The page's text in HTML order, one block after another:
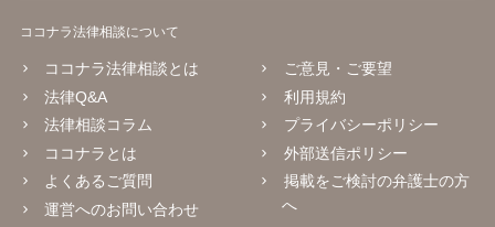
ココナラ法律相談について
ココナラ法律相談とは
法律Q&A
法律相談コラム
ココナラとは
よくあるご質問
運営へのお問い合わせ
ご意見・ご要望
利用規約
プライバシーポリシー
外部送信ポリシー
掲載をご検討の弁護士の方
へ